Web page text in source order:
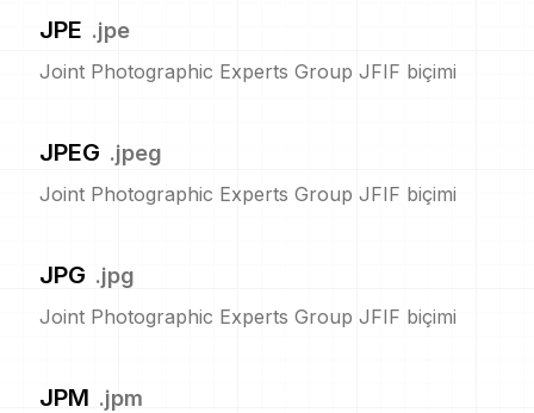
JPE .jpe
Joint Photographic Experts Group JFIF biçimi
JPEG .jpeg
Joint Photographic Experts Group JFIF biçimi
JPG .jpg
Joint Photographic Experts Group JFIF biçimi
JPM .jpm